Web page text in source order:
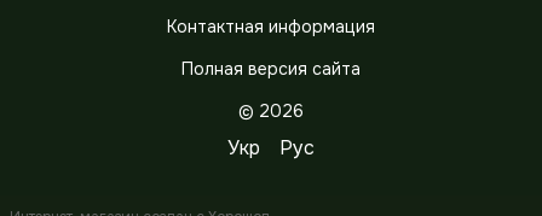
Контактная информация
Полная версия сайта
© 2026
Укр Рус